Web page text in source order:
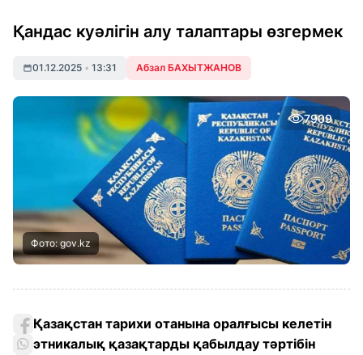
Қандас куәлігін алу талаптары өзгермек
01.12.2025 • 13:31 Абзал БАХЫТЖАНОВ
7909
Фото: gov.kz
Қазақстан тарихи отанына оралғысы келетін
этникалық қазақтарды қабылдау тәртібін